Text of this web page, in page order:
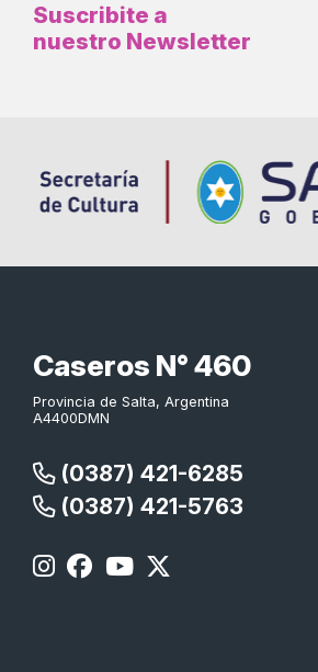
Suscribite a
nuestro Newsletter
Caseros N° 460
Provincia de Salta, Argentina
A4400DMN
(0387) 421-6285
(0387) 421-5763